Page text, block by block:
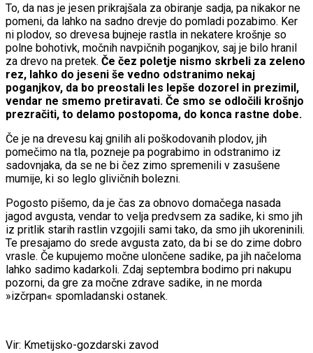
To, da nas je jesen prikrajšala za obiranje sadja, pa nikakor ne
pomeni, da lahko na sadno drevje do pomladi pozabimo. Ker
ni plodov, so drevesa bujneje rastla in nekatere krošnje so
polne bohotivk, močnih navpičnih poganjkov, saj je bilo hranil
za drevo na pretek. Če čez poletje nismo skrbeli za zeleno
rez, lahko do jeseni še vedno odstranimo nekaj
poganjkov, da bo preostali les lepše dozorel in prezimil,
vendar ne smemo pretiravati. Če smo se odločili krošnjo
prezračiti, to delamo postopoma, do konca rastne dobe.
Če je na drevesu kaj gnilih ali poškodovanih plodov, jih
pomečimo na tla, pozneje pa pograbimo in odstranimo iz
sadovnjaka, da se ne bi čez zimo spremenili v zasušene
mumije, ki so leglo glivičnih bolezni.
Pogosto pišemo, da je čas za obnovo domačega nasada
jagod avgusta, vendar to velja predvsem za sadike, ki smo jih
iz pritlik starih rastlin vzgojili sami tako, da smo jih ukoreninili.
Te presajamo do srede avgusta zato, da bi se do zime dobro
vrasle. Če kupujemo močne ulončene sadike, pa jih načeloma
lahko sadimo kadarkoli. Zdaj septembra bodimo pri nakupu
pozorni, da gre za močne zdrave sadike, in ne morda
»izčrpan« spomladanski ostanek.
Vir: Kmetijsko-gozdarski zavod